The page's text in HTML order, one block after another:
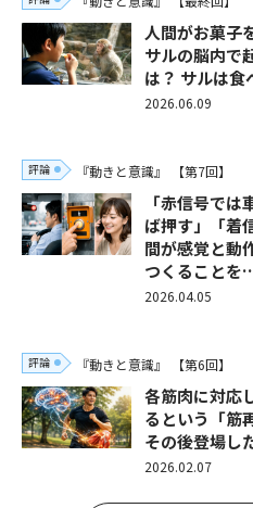
人間がお菓子
サルの脳内で
は？ サルは
2026.06.09
評論 『動きと意識』 【第7回】
「赤信号で
ば押す」「着
間が感覚と動
つくることを
2026.04.05
評論 『動きと意識』 【第6回】
各筋肉に対応
るという「筋
その後登場し
2026.02.07